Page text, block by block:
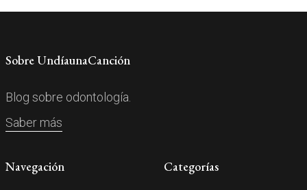
Sobre UndíaunaCanción
Blog sobre odontología.
Saber más
Navegación Categorías